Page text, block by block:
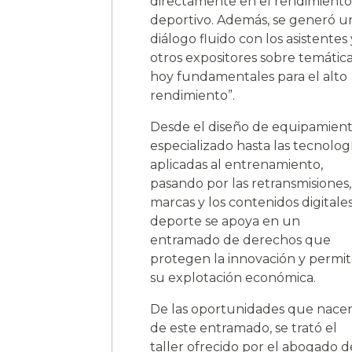
deportivo. Además, se generó
diálogo fluido con los asistentes
otros expositores sobre
hoy fundamentales para el alto
rendimiento”.
Desde el diseño de
especializado hasta las
aplicadas al entrenamiento,
pasando por las
marcas y los contenidos
deporte se apoya en un
entramado de derechos que
protegen la innovación y
su explotación económica.
De las oportunidades que
de este entramado, se trató el
taller ofrecido por el abogado